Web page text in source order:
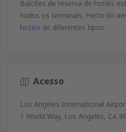
Balcões de reserva de hotéis
todos os terminais. Perto do
hotéis de diferentes tipos.
Acesso
Los Angeles International
1 World Way, Los Angeles, CA